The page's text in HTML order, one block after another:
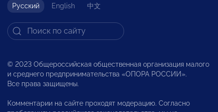
Русский English 中文
© 2023 Общероссийская общественная организация малого
и среднего предпринимательства «ОПОРА РОССИИ».
Все права защищены.
Комментарии на сайте проходят модерацию. Согласно